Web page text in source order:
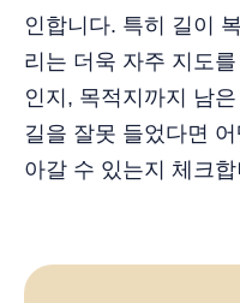
인합니다. 특히 길이
리는 더욱 자주 지도
인지, 목적지까지 남
길을 잘못 들었다면
아갈 수 있는지 체크